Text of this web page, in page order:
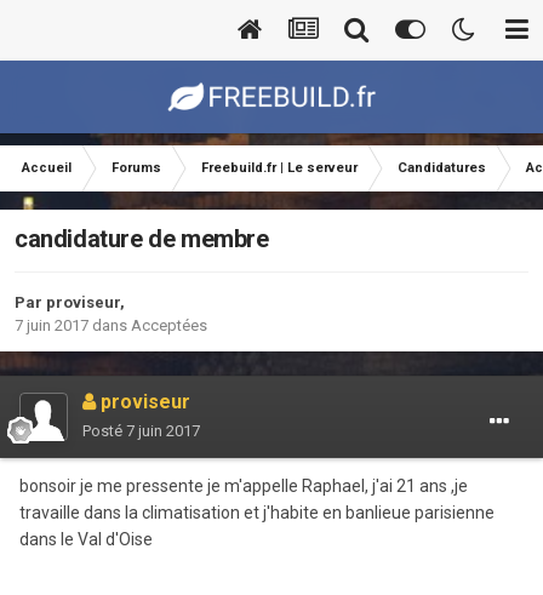
Accueil Forums Freebuild.fr | Le serveur Candidatures
candidature de membre
Par proviseur,
7 juin 2017 dans Acceptées
proviseur
Posté 7 juin 2017
bonsoir je me pressente je m'appelle Raphael, j'ai 21 ans ,je
travaille dans la climatisation et j'habite en banlieue parisienne
dans le Val d'Oise